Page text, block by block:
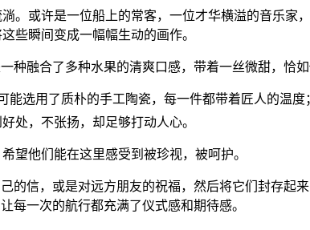
。或许是一位船上的常客，一位才华横溢的音乐家
些瞬间变成一幅幅生动的画作。
融合了多种水果的清爽口感，带着一丝微甜，恰如
能选用了质朴的手工陶瓷，每一件都带着匠人的温
处，不张扬，却足够打动人心。
望他们能在这里感受到被珍视，被呵护。
的信，或是对远方朋友的祝福，然后将它们封存起
每一次的航行都充满了仪式感和期待感。